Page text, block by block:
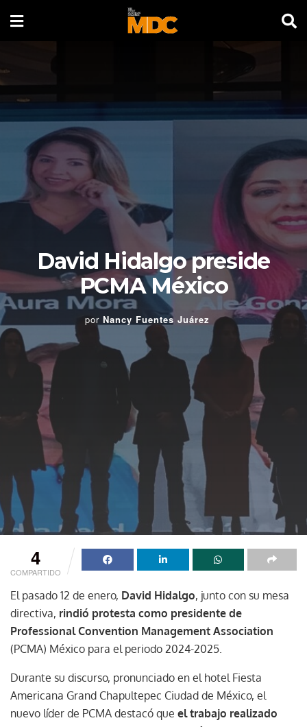
David Hidalgo preside
PCMA México
por Nancy Fuentes Juárez
4
COMPARTIDO
El pasado 12 de enero, David Hidalgo, junto con su mesa
directiva, rindió protesta como presidente de
Professional Convention Management Association
(PCMA) México para el periodo 2024-2025.
Durante su discurso, pronunciado en el hotel Fiesta
Americana Grand Chapultepec Ciudad de México, el
nuevo líder de PCMA destacó que el trabajo realizado